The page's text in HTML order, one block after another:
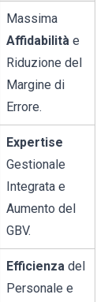
Massima
Affidabilità e
Riduzione del
Margine di
Errore.
Expertise
Gestionale
Integrata e
Aumento del
GBV.
Efficienza del
Personale e